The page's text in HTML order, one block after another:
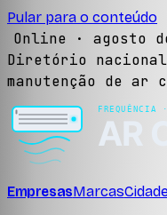
Pular para o conteúdo
Online · agosto
Diretório
manutenção de ar
EmpresasMarcas